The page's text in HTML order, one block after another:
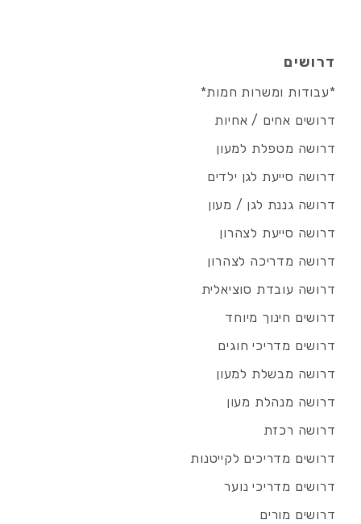
דרושים
*עבודות ומשרות חמות*
דרושים אחים / אחיות
דרושה מטפלת למעון
דרושה סייעת לגן ילדים
דרושה גננת לגן / מעון
דרושה סייעת לצהרון
דרושה מדריכה לצהרון
דרושה עובדת סוציאלית
דרושים חינוך מיוחד
דרושים מדריכי חוגים
דרושה מבשלת למעון
דרושה מנהלת מעון
דרושה רכזת
דרושים מדריכים לקייטנות
דרושים מדריכי נוער
דרושים מורים